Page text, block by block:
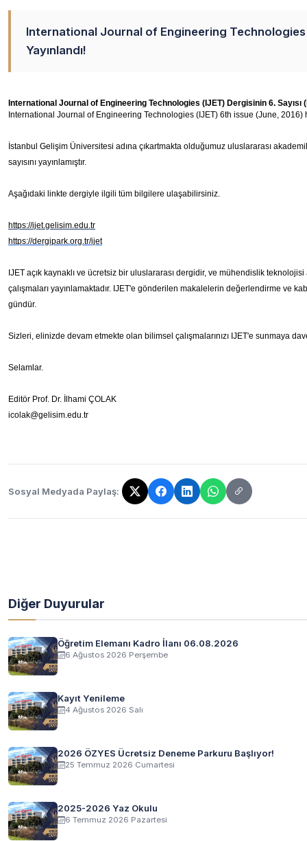
International Journal of Engineering Technologies
Yayınlandı!
International Journal of Engineering Technologies (IJET) 6th issue (June,
İstanbul Gelişim Üniversitesi adına çıkartmakta olduğumuz uluslararası
sayısını yayınlamıştır.
Aşağıdaki linkte dergiyle ilgili tüm bilgilere ulaşabilirsiniz.
https://ijet.gelisim.edu.tr
https://dergipark.org.tr/ijet
IJET açık kaynaklı ve ücretsiz bir uluslararası dergidir, ve mühendislik
çalışmaları yayınlamaktadır. IJET'e gönderilen makalelerin değerlendirme ve
gündür.
Sizleri, elinizde devam etmekte olan bilimsel çalışmalarınızı IJET'e sunmaya
Selamlar.
Editör Prof. Dr. İlhami ÇOLAK
icolak@gelisim.edu.tr
Sosyal Medyada Paylaş:
Bağlantı kopyalandı!
Diğer Duyurular
Öğretim Elemanı Kadro İlanı 06.08.2026
6 Ağustos 2026 Perşembe
Kayıt Yenileme
4 Ağustos 2026 Salı
2026 ÖZYES Ücretsiz Deneme Parkuru Başlıyor!
25 Temmuz 2026 Cumartesi
2025-2026 Yaz Okulu
6 Temmuz 2026 Pazartesi